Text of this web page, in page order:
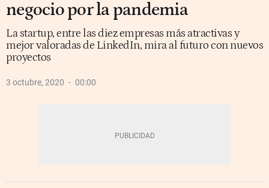
negocio por la pandemia
La startup, entre las diez empresas más atractivas y
mejor valoradas de LinkedIn, mira al futuro con nuevos
proyectos
3 octubre, 2020 00:00